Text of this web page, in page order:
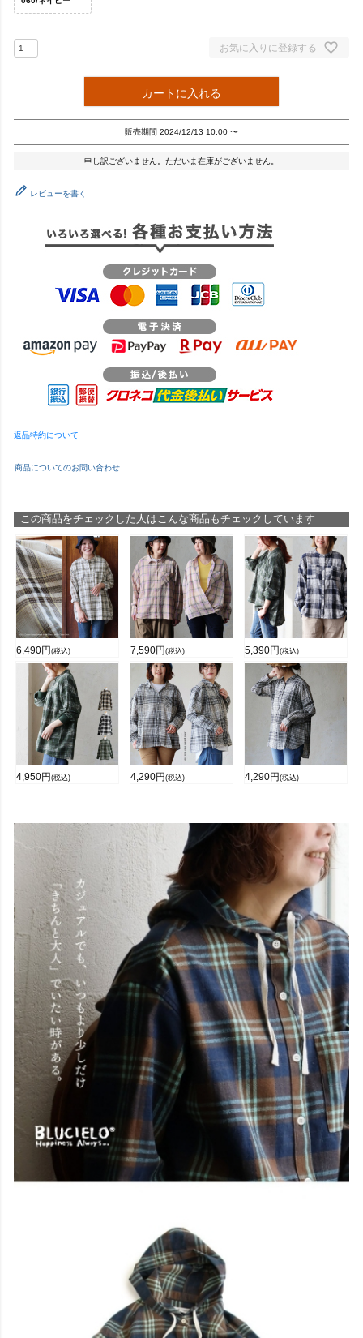
お気に入りに登録する
カートに入れる
販売期間 2024/12/13 10:00 〜
申し訳ございません。ただいま在庫がございません。
レビューを書く
返品特約について
商品についてのお問い合わせ
この商品をチェックした人はこんな商品もチェックしています
6,490円 (税込) 7,590円 (税込) 5,390円 (税込)
4,950円 (税込) 4,290円 (税込) 4,290円 (税込)